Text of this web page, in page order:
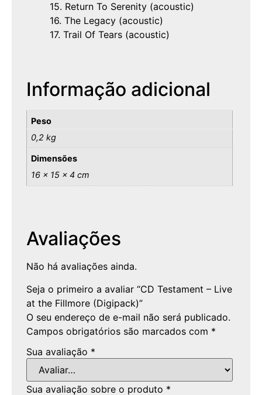
15. Return To Serenity (acoustic)
16. The Legacy (acoustic)
17. Trail Of Tears (acoustic)
Informação adicional
Peso
0,2 kg
Dimensões
16 × 15 × 4 cm
Avaliações
Não há avaliações ainda.
Seja o primeiro a avaliar “CD Testament – Live
at the Fillmore (Digipack)”
O seu endereço de e-mail não será publicado.
Campos obrigatórios são marcados com *
Sua avaliação *
Sua avaliação sobre o produto *